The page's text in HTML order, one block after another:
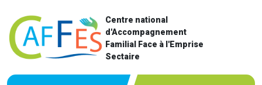
Centre national
d'Accompagnement
Familial Face à l'Emprise
Sectaire